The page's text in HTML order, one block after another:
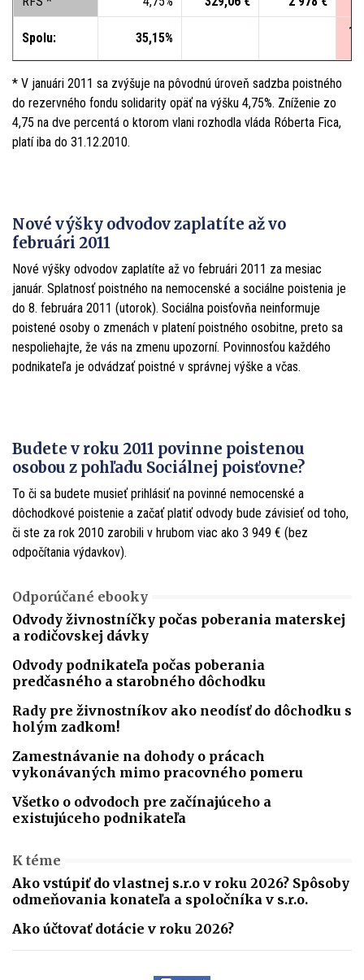
Spolu: 35,15%
* V januári 2011 sa zvýšuje na pôvodnú úroveň sadzba poistného
do rezervného fondu solidarity opäť na výšku 4,75%. Zníženie zo
4,75 na dve percentá o ktorom vlani rozhodla vláda Róberta Fica,
platí iba do 31.12.2010.
Nové výšky odvodov zaplatíte až vo
februári 2011
Nové výšky odvodov zaplatíte až vo februári 2011 za mesiac
január. Splatnosť poistného na nemocenské a sociálne poistenia je
do 8. februára 2011 (utorok). Sociálna poisťovňa neinformuje
poistené osoby o zmenách v platení poistného osobitne, preto sa
nespoliehajte, že vás na zmenu upozorní. Povinnosťou každého
podnikateľa je odvádzať poistné v správnej výške a včas.
Budete v roku 2011 povinne poistenou
osobou z pohľadu Sociálnej poisťovne?
To či sa budete musieť prihlásiť na povinné nemocenské a
dôchodkové poistenie a začať platiť odvody bude závisieť od toho,
či ste za rok 2010 zarobili v hrubom viac ako 3 949 € (bez
odpočítania výdavkov).
Odporúčané ebooky
Odvody živnostníčky počas poberania materskej
a rodičovskej dávky
Odvody podnikateľa počas poberania
predčasného a starobného dôchodku
Rady pre živnostníkov ako neodísť do dôchodku s
holým zadkom!
Zamestnávanie na dohody o prácach
vykonávaných mimo pracovného pomeru
Všetko o odvodoch pre začínajúceho a
existujúceho podnikateľa
K téme
Ako vstúpiť do vlastnej s.r.o v roku 2026? Spôsoby
odmeňovania konateľa a spoločníka v s.r.o.
Ako účtovať dotácie v roku 2026?